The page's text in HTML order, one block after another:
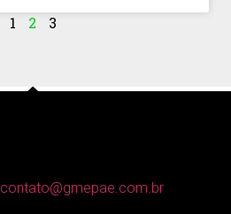
1 2 3
contato@gmepae.com.br